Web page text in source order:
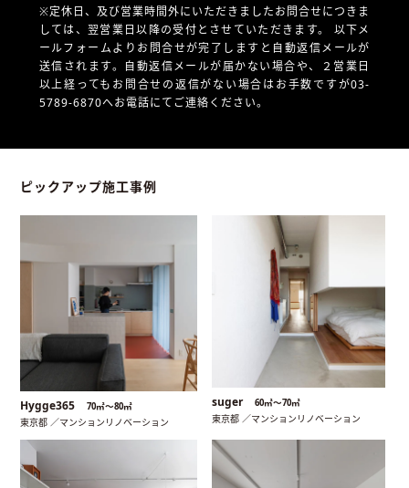
※定休日、及び営業時間外にいただきましたお問合せにつきま
しては、翌営業日以降の受付とさせていただきます。 以下メ
ールフォームよりお問合せが完了しますと自動返信メールが
送信されます。自動返信メールが届かない場合や、
２営業日
以上経ってもお問合せの返信がない場合はお手数ですが03-
5789-6870へお電話にてご連絡ください。
ピックアップ施工事例
Hygge365 70㎡〜80㎡
東京都 ／マンションリノベーション
suger 60㎡〜70㎡
東京都 ／マンションリノベーション